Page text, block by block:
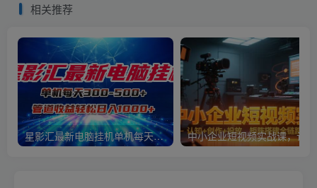
相关推荐
星影汇最新电脑挂机单机每天300+团队管道收益轻松日入1000+